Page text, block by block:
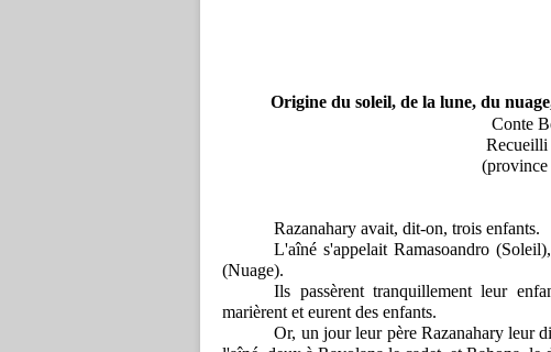
Origine du soleil, de la lune, du
Conte
Recueilli
(province
Razanahary avait, dit-on, trois enfants.
L'aîné s'appelait Ramasoandro (Soleil),
(Nuage).
Ils passèrent tranquillement leur
marièrent et eurent des enfants.
Or, un jour leur père Razanahary leur